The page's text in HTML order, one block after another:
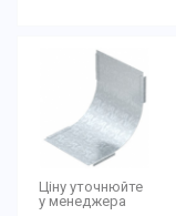
Ціну уточнюйте
у менеджера